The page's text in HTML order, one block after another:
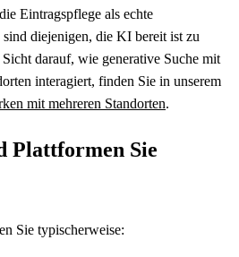
Eintragspflege als echte
diejenigen, die KI bereit ist zu
darauf, wie generative Suche mit
interagiert, finden Sie in unserem
mit mehreren Standorten.
Plattformen Sie
Sie typischerweise: